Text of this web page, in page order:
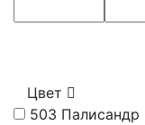
Цвет
503 Палисандр